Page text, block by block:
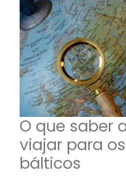
O que saber
viajar para
bálticos